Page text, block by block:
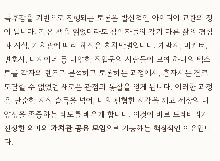
독후감을 기반으로 진행되는 토론은 발산적인 아이디어 교환의 장
이 됩니다. 같은 책을 읽었더라도 참여자들의 각기 다른 삶의 경험
과 지식, 가치관에 따라 해석은 천차만별입니다. 개발자, 마케터,
변호사, 디자이너 등 다양한 직업군의 사람들이 모여 하나의 텍스
트를 각자의 렌즈로 분석하고 토론하는 과정에서, 혼자서는 결코
도달할 수 없었던 새로운 관점과 통찰을 얻게 됩니다. 이러한 과정
은 단순한 지식 습득을 넘어, 나의 편협한 시각을 깨고 세상의 다
양성을 존중하는 태도를 배우게 합니다. 이것이 바로 트레바리가
진정한 의미의 가치관 공유 모임으로 기능하는 핵심적인 이유입니
다.